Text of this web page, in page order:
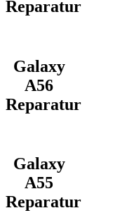
Reparatur
Galaxy
A56
Reparatur
Galaxy
A55
Reparatur